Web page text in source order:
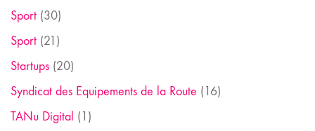
Sport (30)
Sport (21)
Startups (20)
Syndicat des Equipements de la Route (16)
TANu Digital (1)